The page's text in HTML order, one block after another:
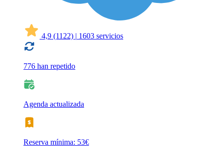
4,9 (1122) | 1603 servicios
776 han repetido
Agenda actualizada
Reserva mínima: 53€